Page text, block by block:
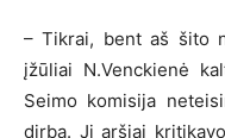
– Tikrai, bent aš šito
įžūliai N.Venckienė
Seimo komisija
dirba. Ji aršiai